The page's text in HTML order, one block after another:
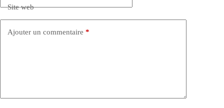
Site web
Ajouter un commentaire *